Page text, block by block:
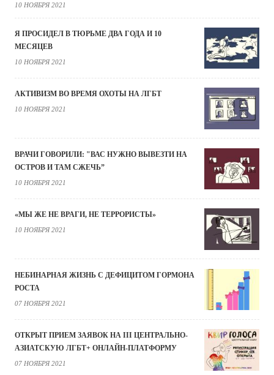
10 НОЯБРЯ 2021
Я ПРОСИДЕЛ В ТЮРЬМЕ ДВА ГОДА И 10
МЕСЯЦЕВ
10 НОЯБРЯ 2021
АКТИВИЗМ ВО ВРЕМЯ ОХОТЫ НА ЛГБТ
10 НОЯБРЯ 2021
ВРАЧИ ГОВОРИЛИ: "ВАС НУЖНО ВЫВЕЗТИ НА
ОСТРОВ И ТАМ СЖЕЧЬ”
10 НОЯБРЯ 2021
«МЫ ЖЕ НЕ ВРАГИ, НЕ ТЕРРОРИСТЫ»
10 НОЯБРЯ 2021
НЕБИНАРНАЯ ЖИЗНЬ С ДЕФИЦИТОМ ГОРМОНА
РОСТА
07 НОЯБРЯ 2021
ОТКРЫТ ПРИЕМ ЗАЯВОК НА III ЦЕНТРАЛЬНО-
АЗИАТСКУЮ ЛГБТ+ ОНЛАЙН-ПЛАТФОРМУ
07 НОЯБРЯ 2021